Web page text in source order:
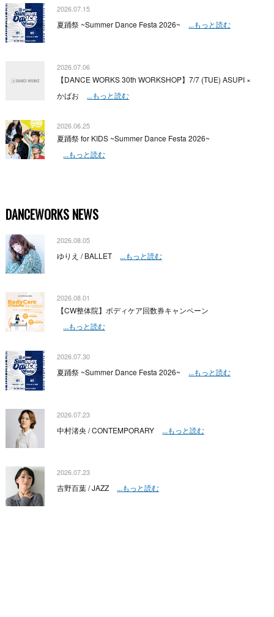
2026.07.15
夏踊祭 ~Summer Dance Festa 2026~ ...もっと読む
2026.07.06
【DANCE WORKS 30th WORKSHOP】7/7 (TUE) ASUPI ×
かばお
...もっと読む
2026.06.25
夏踊祭 for KIDS ~Summer Dance Festa 2026~
...もっと読む
DANCEWORKS NEWS
2026.08.05
ゆりえ / BALLET ...もっと読む
2026.08.01
【CW整体院】ボディケア回数券キャンペーン
...もっと読む
2026.07.30
夏踊祭 ~Summer Dance Festa 2026~ ...もっと読む
2026.07.23
中村渚央 / CONTEMPORARY ...もっと読む
2026.07.23
吉野百葉 / JAZZ ...もっと読む